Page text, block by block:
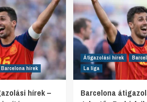
Barcelona hírek
hírek –
Átigazolási hírek
La liga
Barcelona